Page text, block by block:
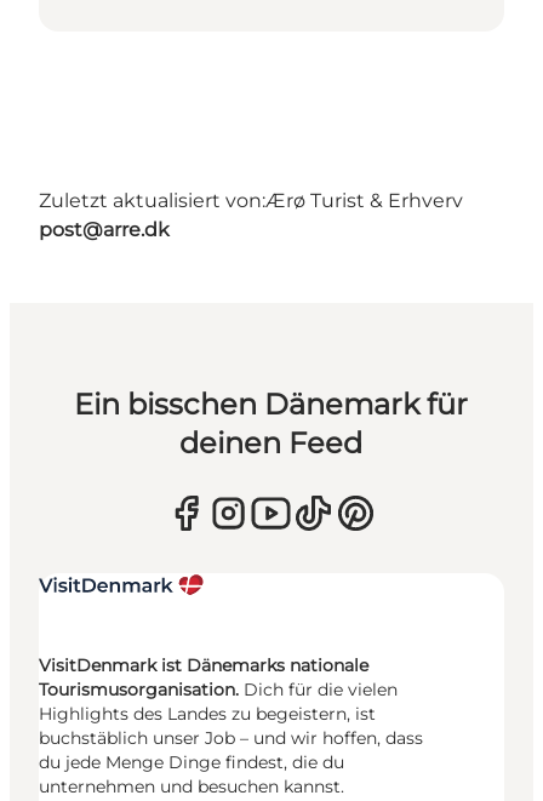
Zuletzt aktualisiert von:Ærø Turist & Erhverv
post@arre.dk
Ein bisschen Dänemark für
deinen Feed
VisitDenmark ist Dänemarks nationale
Tourismusorganisation. Dich für die vielen
Highlights des Landes zu begeistern, ist
buchstäblich unser Job – und wir hoffen, dass
du jede Menge Dinge findest, die du
unternehmen und besuchen kannst.